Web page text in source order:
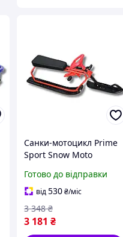
Санки-мотоцикл Prime
Sport Snow Moto
Готово до відправки
від530₴/міс
3 181 ₴
3 348 ₴